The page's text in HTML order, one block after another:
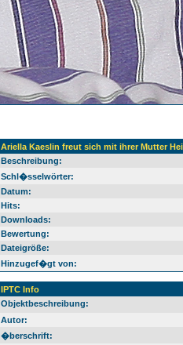
Ariella Kaeslin freut sich mit ihrer Mutter
Beschreibung:
Schl�sselwörter:
Datum:
Hits:
Downloads:
Bewertung:
Dateigröße:
Hinzugef�gt von:
IPTC Info
Objektbeschreibung:
Autor:
�berschrift: